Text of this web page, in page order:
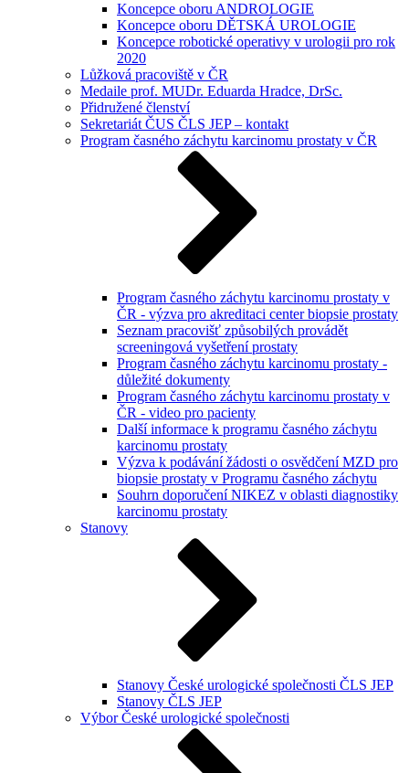
Koncepce oboru ANDROLOGIE
Koncepce oboru DĚTSKÁ UROLOGIE
Koncepce robotické operativy v urologii pro rok
2020
Lůžková pracoviště v ČR
Medaile prof. MUDr. Eduarda Hradce, DrSc.
Přidružené členství
Sekretariát ČUS ČLS JEP – kontakt
Program časného záchytu karcinomu prostaty v ČR
Program časného záchytu karcinomu prostaty v
ČR - výzva pro akreditaci center biopsie prostaty
Seznam pracovišť způsobilých provádět
screeningová vyšetření prostaty
Program časného záchytu karcinomu prostaty -
důležité dokumenty
Program časného záchytu karcinomu prostaty v
ČR - video pro pacienty
Další informace k programu časného záchytu
karcinomu prostaty
Výzva k podávání žádosti o osvědčení MZD pro
biopsie prostaty v Programu časného záchytu
Souhrn doporučení NIKEZ v oblasti diagnostiky
karcinomu prostaty
Stanovy
Stanovy České urologické společnosti ČLS JEP
Stanovy ČLS JEP
Výbor České urologické společnosti